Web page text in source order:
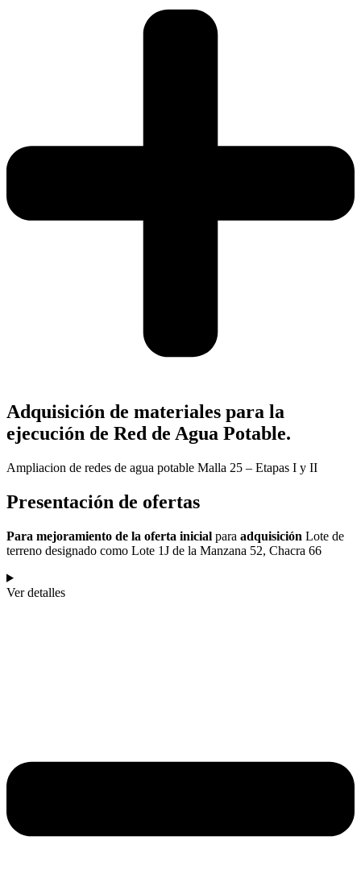
Adquisición de materiales para la
ejecución de Red de Agua Potable.
Ampliacion de redes de agua potable Malla 25 – Etapas I y II
Presentación de ofertas
Para mejoramiento de la oferta inicial para adquisición Lote de
terreno designado como Lote 1J de la Manzana 52, Chacra 66
Ver detalles